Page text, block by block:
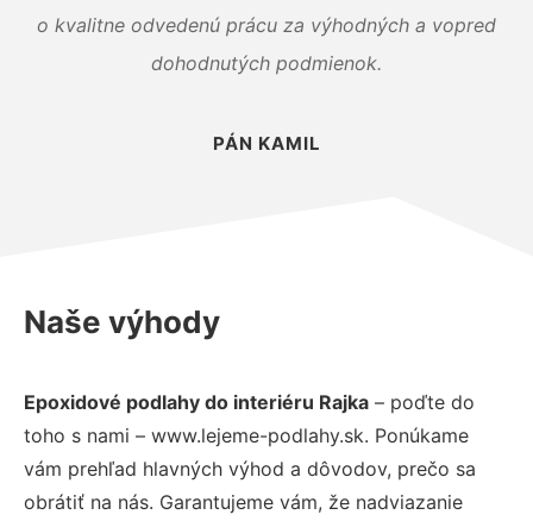
o kvalitne odvedenú prácu za výhodných a vopred
dohodnutých podmienok.
PÁN KAMIL
Naše výhody
Epoxidové podlahy do interiéru Rajka – poďte do
toho s nami – www.lejeme-podlahy.sk. Ponúkame
vám prehľad hlavných výhod a dôvodov, prečo sa
obrátiť na nás. Garantujeme vám, že nadviazanie